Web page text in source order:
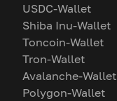
USDC-Wallet
Shiba Inu-Wallet
Toncoin-Wallet
Tron-Wallet
Avalanche-Wallet
Polygon-Wallet